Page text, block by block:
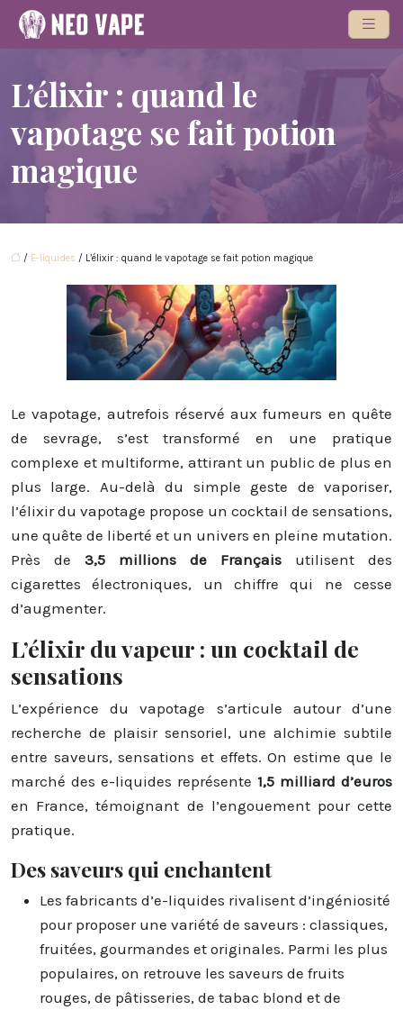
L’élixir : quand le
vapotage se fait potion
magique
/ E-liquides / L’élixir : quand le vapotage se fait potion magique
Le vapotage, autrefois réservé aux fumeurs en quête
de sevrage, s’est transformé en une pratique
complexe et multiforme, attirant un public de plus en
plus large. Au-delà du simple geste de vaporiser,
l’élixir du vapotage propose un cocktail de sensations,
une quête de liberté et un univers en pleine mutation.
Près de 3,5 millions de Français utilisent des
cigarettes électroniques, un chiffre qui ne cesse
d’augmenter.
L’élixir du vapeur : un cocktail de
sensations
L’expérience du vapotage s’articule autour d’une
recherche de plaisir sensoriel, une alchimie subtile
entre saveurs, sensations et effets. On estime que le
marché des e-liquides représente 1,5 milliard d’euros
en France, témoignant de l’engouement pour cette
pratique.
Des saveurs qui enchantent
Les fabricants d’e-liquides rivalisent d’ingéniosité
pour proposer une variété de saveurs : classiques,
fruitées, gourmandes et originales. Parmi les plus
populaires, on retrouve les saveurs de fruits
rouges, de pâtisseries, de tabac blond et de